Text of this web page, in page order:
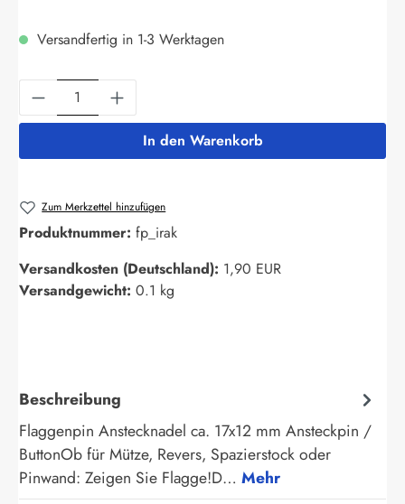
Versandfertig in 1-3 Werktagen
Produkt Anzahl: Gib den gewünschten
In den Warenkorb
Zum Merkzettel hinzufügen
Produktnummer: fp_irak
Versandkosten (Deutschland): 1,90 EUR
Versandgewicht: 0.1 kg
Beschreibung
Flaggenpin Anstecknadel ca. 17x12 mm Ansteckpin /
ButtonOb für Mütze, Revers, Spazierstock oder
Pinwand: Zeigen Sie Flagge!D… Mehr